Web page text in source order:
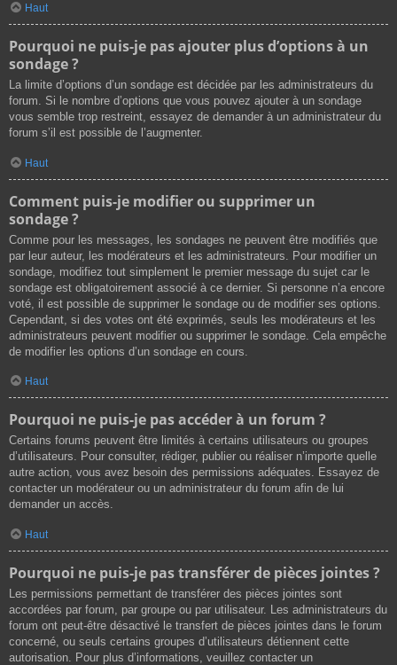
Haut
Pourquoi ne puis-je pas ajouter plus d’options à un
sondage ?
La limite d’options d’un sondage est décidée par les administrateurs du
forum. Si le nombre d’options que vous pouvez ajouter à un sondage
vous semble trop restreint, essayez de demander à un administrateur du
forum s’il est possible de l’augmenter.
Haut
Comment puis-je modifier ou supprimer un
sondage ?
Comme pour les messages, les sondages ne peuvent être modifiés que
par leur auteur, les modérateurs et les administrateurs. Pour modifier un
sondage, modifiez tout simplement le premier message du sujet car le
sondage est obligatoirement associé à ce dernier. Si personne n’a encore
voté, il est possible de supprimer le sondage ou de modifier ses options.
Cependant, si des votes ont été exprimés, seuls les modérateurs et les
administrateurs peuvent modifier ou supprimer le sondage. Cela empêche
de modifier les options d’un sondage en cours.
Haut
Pourquoi ne puis-je pas accéder à un forum ?
Certains forums peuvent être limités à certains utilisateurs ou groupes
d’utilisateurs. Pour consulter, rédiger, publier ou réaliser n’importe quelle
autre action, vous avez besoin des permissions adéquates. Essayez de
contacter un modérateur ou un administrateur du forum afin de lui
demander un accès.
Haut
Pourquoi ne puis-je pas transférer de pièces jointes ?
Les permissions permettant de transférer des pièces jointes sont
accordées par forum, par groupe ou par utilisateur. Les administrateurs du
forum ont peut-être désactivé le transfert de pièces jointes dans le forum
concerné, ou seuls certains groupes d’utilisateurs détiennent cette
autorisation. Pour plus d’informations, veuillez contacter un